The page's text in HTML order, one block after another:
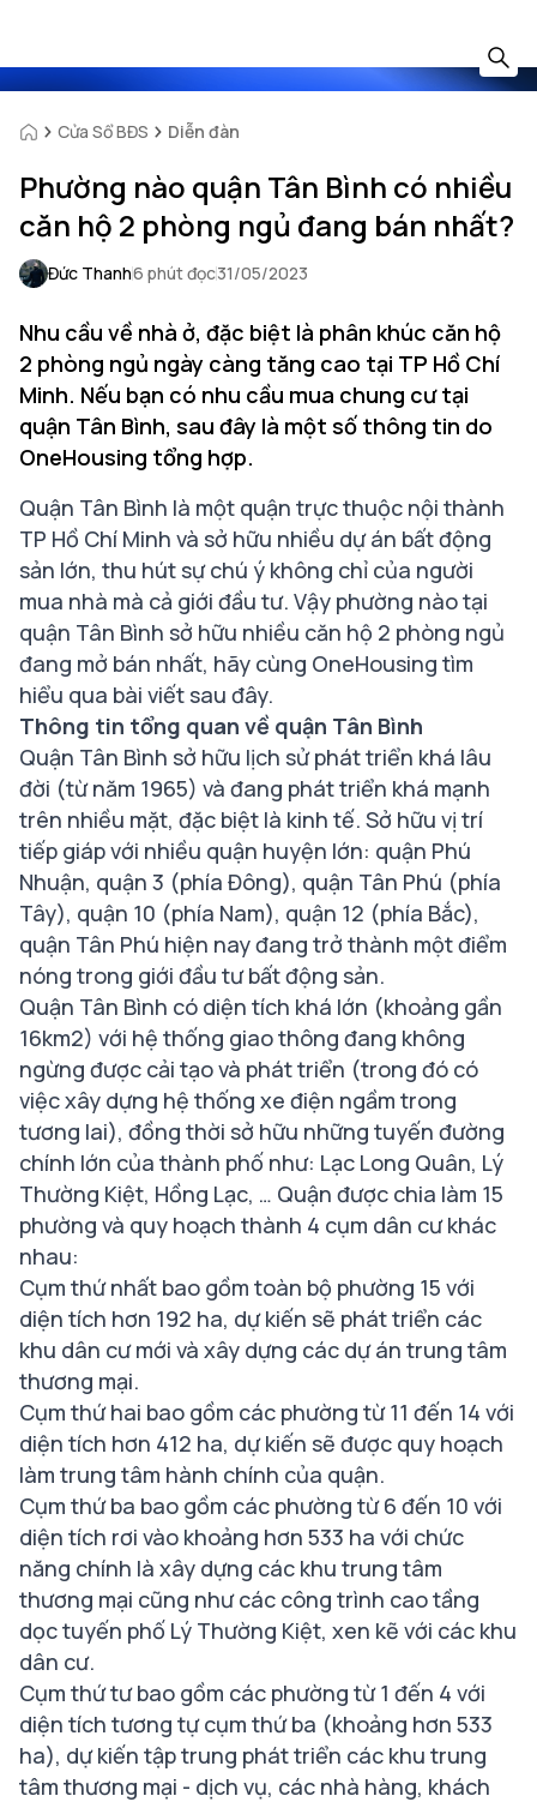
Cửa Sổ BĐS Diễn đàn
Phường nào quận Tân Bình có nhiều
căn hộ 2 phòng ngủ đang bán nhất?
Đức Thanh6 phút đọc31/05/2023
Nhu cầu về nhà ở, đặc biệt là phân khúc căn hộ
2 phòng ngủ ngày càng tăng cao tại TP Hồ Chí
Minh. Nếu bạn có nhu cầu mua chung cư tại
quận Tân Bình, sau đây là một số thông tin do
OneHousing tổng hợp.
Quận Tân Bình là một quận trực thuộc nội thành
TP Hồ Chí Minh và sở hữu nhiều dự án bất động
sản lớn, thu hút sự chú ý không chỉ của người
mua nhà mà cả giới đầu tư. Vậy phường nào tại
quận Tân Bình sở hữu nhiều căn hộ 2 phòng ngủ
đang mở bán nhất, hãy cùng OneHousing tìm
hiểu qua bài viết sau đây.
Thông tin tổng quan về quận Tân Bình
Quận Tân Bình sở hữu lịch sử phát triển khá lâu
đời (từ năm 1965) và đang phát triển khá mạnh
trên nhiều mặt, đặc biệt là kinh tế. Sở hữu vị trí
tiếp giáp với nhiều quận huyện lớn: quận Phú
Nhuận, quận 3 (phía Đông), quận Tân Phú (phía
Tây), quận 10 (phía Nam), quận 12 (phía Bắc),
quận Tân Phú hiện nay đang trở thành một điểm
nóng trong giới đầu tư bất động sản.
Quận Tân Bình có diện tích khá lớn (khoảng gần
16km2) với hệ thống giao thông đang không
ngừng được cải tạo và phát triển (trong đó có
việc xây dựng hệ thống xe điện ngầm trong
tương lai), đồng thời sở hữu những tuyến đường
chính lớn của thành phố như: Lạc Long Quân, Lý
Thường Kiệt, Hồng Lạc, … Quận được chia làm 15
phường và quy hoạch thành 4 cụm dân cư khác
nhau:
Cụm thứ nhất bao gồm toàn bộ phường 15 với
diện tích hơn 192 ha, dự kiến sẽ phát triển các
khu dân cư mới và xây dựng các dự án trung tâm
thương mại.
Cụm thứ hai bao gồm các phường từ 11 đến 14 với
diện tích hơn 412 ha, dự kiến sẽ được quy hoạch
làm trung tâm hành chính của quận.
Cụm thứ ba bao gồm các phường từ 6 đến 10 với
diện tích rơi vào khoảng hơn 533 ha với chức
năng chính là xây dựng các khu trung tâm
thương mại cũng như các công trình cao tầng
dọc tuyến phố Lý Thường Kiệt, xen kẽ với các khu
dân cư.
Cụm thứ tư bao gồm các phường từ 1 đến 4 với
diện tích tương tự cụm thứ ba (khoảng hơn 533
ha), dự kiến tập trung phát triển các khu trung
tâm thương mại - dịch vụ, các nhà hàng, khách